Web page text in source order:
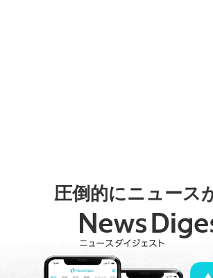
圧倒的にニュース